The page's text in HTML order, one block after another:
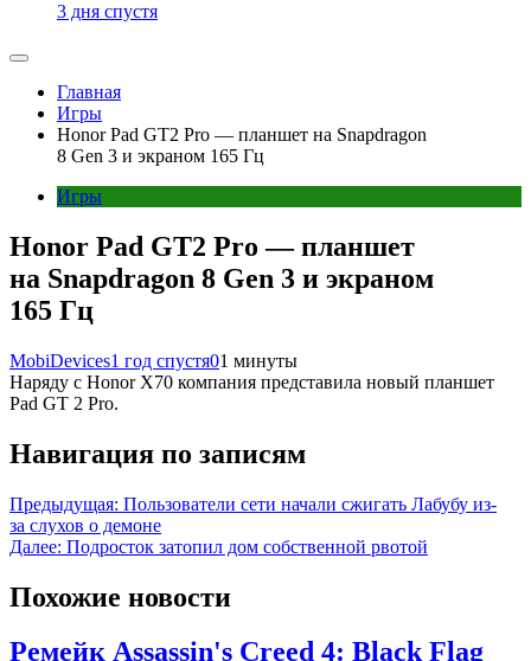
3 дня спустя
Главная
Игры
Honor Pad GT2 Pro — планшет на Snapdragon
8 Gen 3 и экраном 165 Гц
Игры
Honor Pad GT2 Pro — планшет
на Snapdragon 8 Gen 3 и экраном
165 Гц
MobiDevices1 год спустя01 минуты
Наряду с Honor X70 компания представила новый планшет
Pad GT 2 Pro.
Навигация по записям
Предыдущая: Пользователи сети начали сжигать Лабубу из-
за слухов о демоне
Далее: Подросток затопил дом собственной рвотой
Похожие новости
Ремейк Assassin's Creed 4: Black Flag